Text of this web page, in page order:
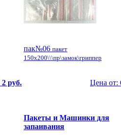
2 руб.
пак№06 пакет
150x200\\\пр\замок\гриппер
Цена от:
Пакеты и Машинки для
запаивания